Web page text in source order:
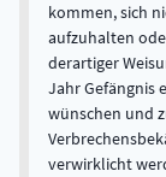
kommen, sich
aufzuhalten
derartiger
Jahr Gefängnis
wünschen und
verwirklicht